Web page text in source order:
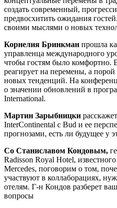
создать современный,
предвосхитить ожидания
своими мыслями о новых
Корнелия Бринкман прошла
управленца международного
чтобы гостям было комфортно.
реагирует на перемены, а
новых тенденций. На
о значении обновлений в
International.
Мартин Зарыбницки
InterContinental с Bud и ее
прогнозами, есть ли будущее у
Со Станиславом Кондовым,
Radisson Royal Hotel,
Mercedes, поговорим о том,
участвуют в коллаборациях,
отелям. Г-н Кондов разберет
вопросы